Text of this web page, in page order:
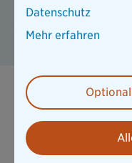
BL
zum 31.12.2024
PDF / 533 KB
Offenlegungen
Sie hier
Datenschutz
Mehr erfahren